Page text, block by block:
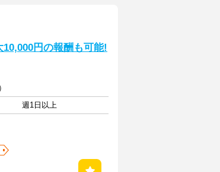
10,000円の報酬も可能!
週1日以上